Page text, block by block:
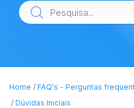
Home FAQ's - Perguntas
Dúvidas Iniciais